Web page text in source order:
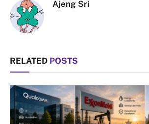
Ajeng Sri
RELATED POSTS